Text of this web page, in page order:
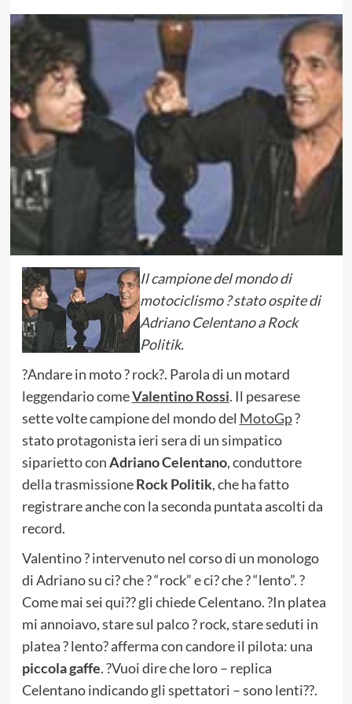
Il campione del mondo di
motociclismo ? stato ospite di
Adriano Celentano a Rock
Politik.
?Andare in moto ? rock?. Parola di un motard
leggendario comeValentino Rossi. Il pesarese
sette volte campione del mondo del MotoGp?
stato protagonista ieri sera di un simpatico
siparietto conAdriano Celentano, conduttore
della trasmissioneRock Politik, che ha fatto
registrare anche con la seconda puntata ascolti da
record.
Valentino ? intervenuto nel corso di un monologo
di Adriano su ci? che ? “rock” e ci? che ? “lento”. ?
Come mai sei qui?? gli chiede Celentano. ?In platea
mi annoiavo, stare sul palco ? rock, stare seduti in
platea ? lento? afferma con candore il pilota: una
piccola gaffe. ?Vuoi dire che loro – replica
Celentano indicando gli spettatori – sono lenti??.